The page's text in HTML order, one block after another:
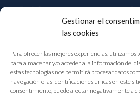
Gestionar el
las cookies
Para ofrecer las mejores experiencias, utilizamos
para almacenar y/o acceder a la información del
estas tecnologías nos permitirá procesar datos
navegación o las identificaciones únicas en este
consentimiento, puede afectar negativamente a